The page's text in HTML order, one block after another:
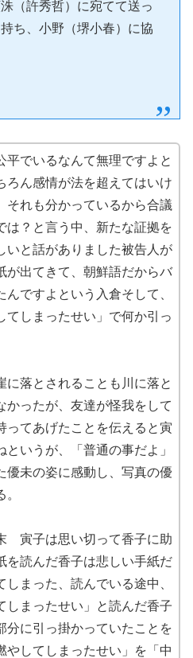
（許秀哲）に宛てて送っ
ち、小野（堺小春）に協
平でいるなんて無理ですよと
ろん感情が法を超えてはいけ
それも分かっているから合議
は？と言う中、新たな証拠を
いと話がありました被告人が
が出てきて、朝鮮語だからバ
んですよという入倉そして、
てしまったせい」で何か引っ
に落とされることも川に落と
かったが、友達が怪我をして
ってあげたことを伝えると寅
というが、「普通の事だよ」
優未の姿に感動し、写真の優
寅子は思い切って香子に助
を読んだ香子は悲しい手紙だ
しまった、読んでいる途中、
しまったせい」と読んだ香子
分に引っ掛かっていたことを
やしてしまったせい」を「中